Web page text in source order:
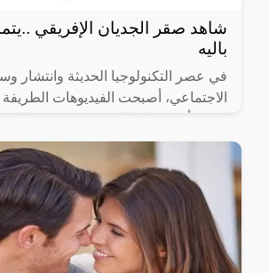
شاهد صقر الجديان الإفريقي
باليه
في عصر التكنولوجيا الحديثة وانتشار
الاجتماعي، أصبحت الفيديوهات
انتشرت